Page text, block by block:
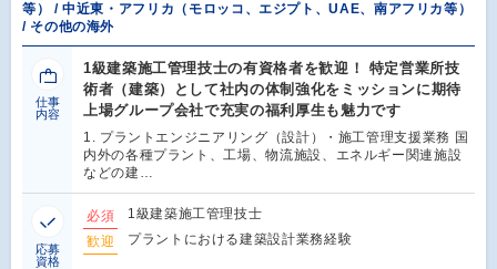
等） / 中近東・アフリカ（モロッコ、エジプト、UAE、南アフリカ等）
/ その他の海外
仕事
内容
1級建築施工管理技士の有資格者を歓迎！ 特定営業所技
術者（建築）として社内の体制強化をミッションに期待
上場グループ会社で充実の福利厚生も魅力です
1. プラントエンジニアリング（設計）・施工管理支援業務 国
内外の各種プラント、工場、物流施設、エネルギー関連施設
などの建…
応募
資格
必須
1級建築施工管理技士
歓迎
プラントにおける建築設計業務経験